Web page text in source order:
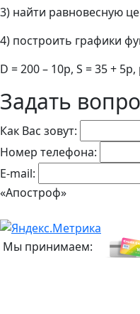
3) найти равновесную
4) построить графики
D = 200 – 10p, S = 35 + 5p,
Задать
Как Вас зовут:
Номер телефона:
E-mail:
«Апостроф»
Мы принимаем: